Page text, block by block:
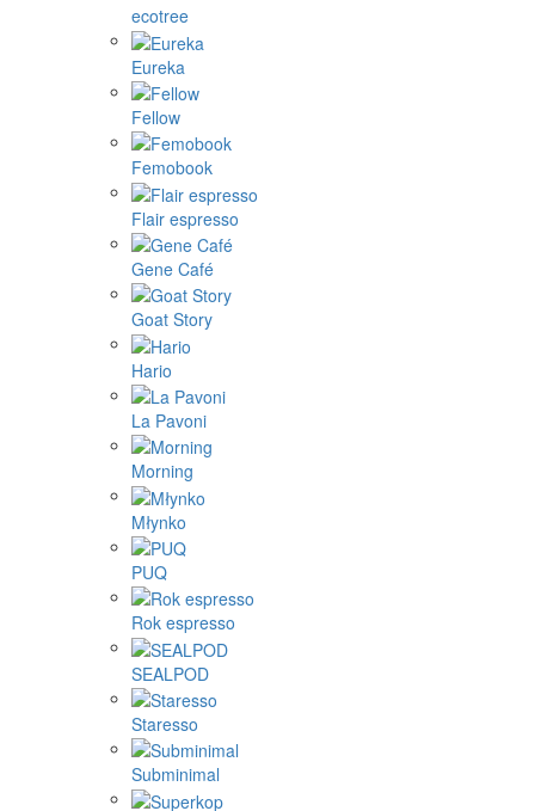
ecotree
Eureka
Fellow
Femobook
Flair espresso
Gene Café
Goat Story
Hario
La Pavoni
Morning
Młynko
PUQ
Rok espresso
SEALPOD
Staresso
Subminimal